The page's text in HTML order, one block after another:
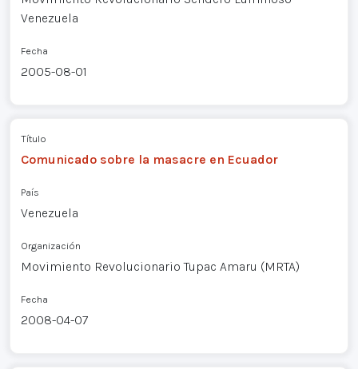
Venezuela
Fecha
2005-08-01
Título
Comunicado sobre la masacre en Ecuador
País
Venezuela
Organización
Movimiento Revolucionario Tupac Amaru (MRTA)
Fecha
2008-04-07